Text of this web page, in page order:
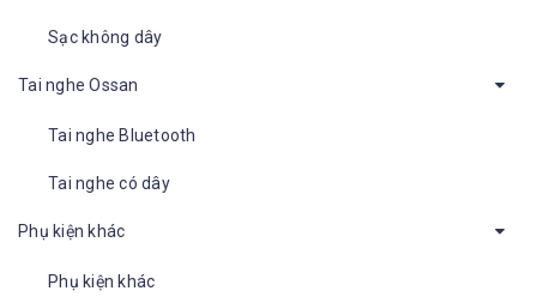
Sạc không dây
Tai nghe Ossan
Tai nghe Bluetooth
Tai nghe có dây
Phụ kiện khác
Phụ kiện khác